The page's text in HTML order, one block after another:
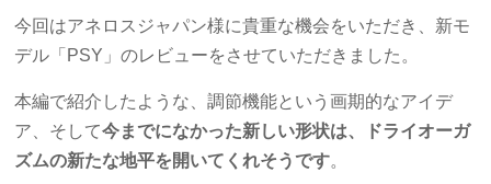
今回はアネロスジャパン様に貴重な機会をいただき、新モ
デル「PSY」のレビューをさせていただきました。
本編で紹介したような、調節機能という画期的なアイデ
ア、そして今までになかった新しい形状は、ドライオーガ
ズムの新たな地平を開いてくれそうです。